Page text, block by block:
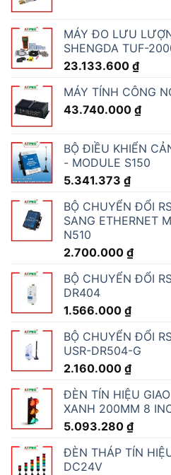
MÁY ĐO LƯU
SHENGDA TUF-
23.133.600 ₫
MÁY TÍNH CÔNG
43.740.000 ₫
BỘ ĐIỀU KHIỂN
- MODULE S150
5.341.373 ₫
BỘ CHUYỂN ĐỔI
SANG ETHERNET
N510
2.700.000 ₫
BỘ CHUYỂN ĐỔI
DR404
1.566.000 ₫
BỘ CHUYỂN ĐỔI
USR-DR504-G
2.160.000 ₫
ĐÈN TÍN HIỆU
XANH 200MM 8
5.093.280 ₫
ĐÈN THÁP TÍN
DC24V